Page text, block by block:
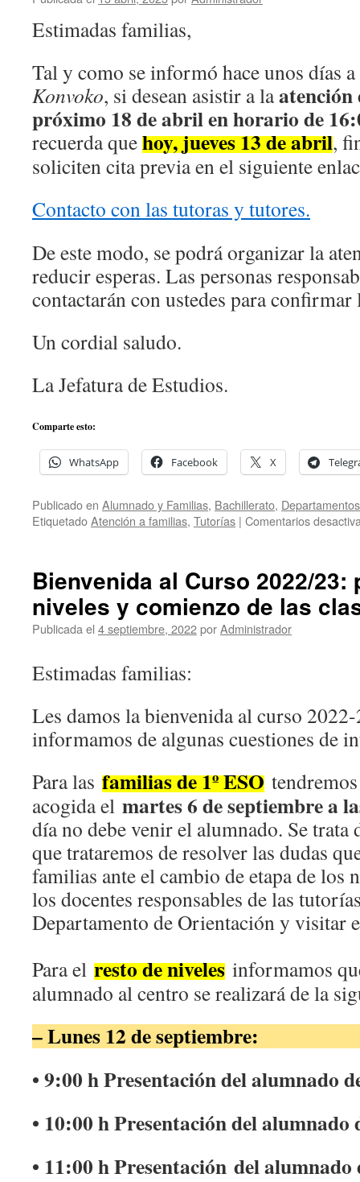
2023/24.
Estimadas familias,
Tal y como se informó hace unos días a
Konvoko, si desean asistir a laatención
próximo 18 de abril en horario de
recuerda quehoy, jueves 13 de abril,
soliciten cita previa en el siguiente
Contacto con las tutoras y tutores.
De este modo, se podrá organizar la
reducir esperas. Las personas
contactarán con ustedes para confirmar
Un cordial saludo.
La Jefatura de Estudios.
Comparte esto:
WhatsApp Facebook X
Publicado en Alumnado y Familias, Bachillerato,
EtiquetadoAtención a familias, Tutorías | Comentarios
Bienvenida al Curso 2022/
niveles y comienzo de las
Publicada el 4 septiembre, 2022porAdministrador
Estimadas familias:
Les damos la bienvenida al curso
informamos de algunas cuestiones de
Para las familias de 1º ESO
acogida el martes 6 de septiembre a
día no debe venir el alumnado. Se trata
que trataremos de resolver las dudas
familias ante el cambio de etapa de los
los docentes responsables de las
Departamento de Orientación y visitar
Para el resto de niveles informamos
alumnado al centro se realizará de la
– Lunes 12 de septiembre:
• 9:00 h Presentación del alumnado
• 10:00 h Presentación del alumnado
• 11:00 h Presentación del alumnado